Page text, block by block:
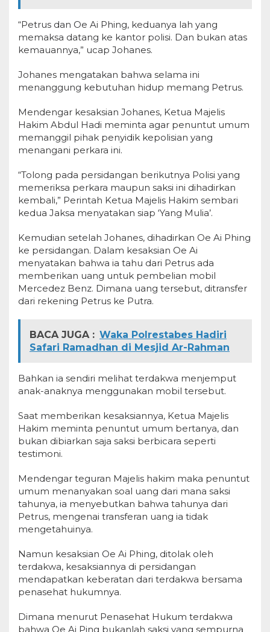
“Petrus dan Oe Ai Phing, keduanya lah yang
memaksa datang ke kantor polisi. Dan bukan atas
kemauannya,” ucap Johanes.
Johanes mengatakan bahwa selama ini
menanggung kebutuhan hidup memang Petrus.
Mendengar kesaksian Johanes, Ketua Majelis
Hakim Abdul Hadi meminta agar penuntut umum
memanggil pihak penyidik kepolisian yang
menangani perkara ini.
“Tolong pada persidangan berikutnya Polisi yang
memeriksa perkara maupun saksi ini dihadirkan
kembali,” Perintah Ketua Majelis Hakim sembari
kedua Jaksa menyatakan siap ‘Yang Mulia’.
Kemudian setelah Johanes, dihadirkan Oe Ai Phing
ke persidangan. Dalam kesaksian Oe Ai
menyatakan bahwa ia tahu dari Petrus ada
memberikan uang untuk pembelian mobil
Mercedez Benz. Dimana uang tersebut, ditransfer
dari rekening Petrus ke Putra.
BACA JUGA : Waka Polrestabes Hadiri
Safari Ramadhan di Mesjid Ar-Rahman
Bahkan ia sendiri melihat terdakwa menjemput
anak-anaknya menggunakan mobil tersebut.
Saat memberikan kesaksiannya, Ketua Majelis
Hakim meminta penuntut umum bertanya, dan
bukan dibiarkan saja saksi berbicara seperti
testimoni.
Mendengar teguran Majelis hakim maka penuntut
umum menanyakan soal uang dari mana saksi
tahunya, ia menyebutkan bahwa tahunya dari
Petrus, mengenai transferan uang ia tidak
mengetahuinya.
Namun kesaksian Oe Ai Phing, ditolak oleh
terdakwa, kesaksiannya di persidangan
mendapatkan keberatan dari terdakwa bersama
penasehat hukumnya.
Dimana menurut Penasehat Hukum terdakwa
bahwa Oe Ai Ping bukanlah saksi yang sempurna